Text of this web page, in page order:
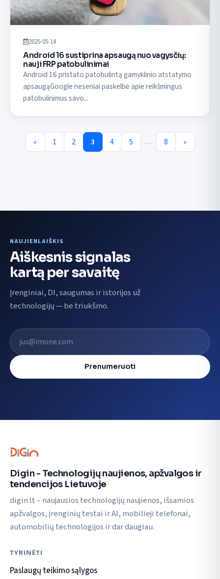
2025-05-14
Android 16 sustiprina apsaugą nuo vagysčių:
nauji FRP patobulinimai
Android 16 pristato patobulintą gamyklinio atstatymo
apsaugąGoogle neseniai paskelbė apie reikšmingus
patobulinimus savo...
« 1 2 3 4 5 … 8 »
NAUJIENLAIŠKIS
Aiškesnis signalas
kartą per savaitę
Įrenginiai, DI, saugumas ir istorijos už
technologijų — be triukšmo.
El. pašto adresas
Prenumeruoti
Digin - Technologijų naujienos, apžvalgos ir
tendencijos Lietuvoje
digin.lt – naujausios technologijų naujienos, išsamios
apžvalgos, įrenginių testai ir AI, mobilieji telefonai,
automobilių technologijos ir dar daugiau.
TYRINĖTI
Paslaugų teikimo sąlygos